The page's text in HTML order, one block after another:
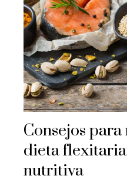
Consejos
dieta
nutritiva